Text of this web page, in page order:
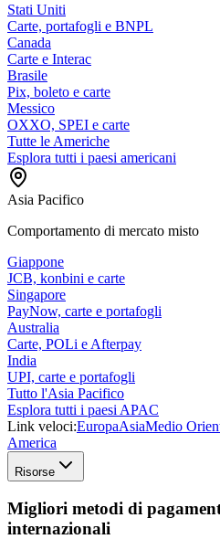
Stati Uniti
Carte, portafogli e BNPL
Canada
Carte e Interac
Brasile
Pix, boleto e carte
Messico
OXXO, SPEI e carte
Tutte le Americhe
Esplora tutti i paesi americani
Asia Pacifico
Comportamento di mercato misto
Giappone
JCB, konbini e carte
Singapore
PayNow, carte e portafogli
Australia
Carte, POLi e Afterpay
India
UPI, carte e portafogli
Tutto l'Asia Pacifico
Esplora tutti i paesi APAC
Link veloci:EuropaAsiaMedio
America
Risorse
Migliori metodi di
internazionali